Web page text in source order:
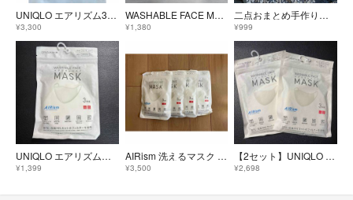
UNIQLO エアリズム3Dマスク XL
¥3,300
WASHABLE FACE MASK (エアリズムマスク) セット
¥1,380
二点おまとめ手作りシルクスカートと人気のAIRismマスク990円に税金のおまとめ一点のみは100円引き✨お買い得
¥999
UNIQLO エアリズムマスク3P ホワイト Lサイズ
¥1,399
AIRism 洗えるマスク Mサイズ 3枚入り4セット
¥3,500
【2セット】UNIQLO エアリズムマスク3P ホワイト Lサイズ
¥2,698